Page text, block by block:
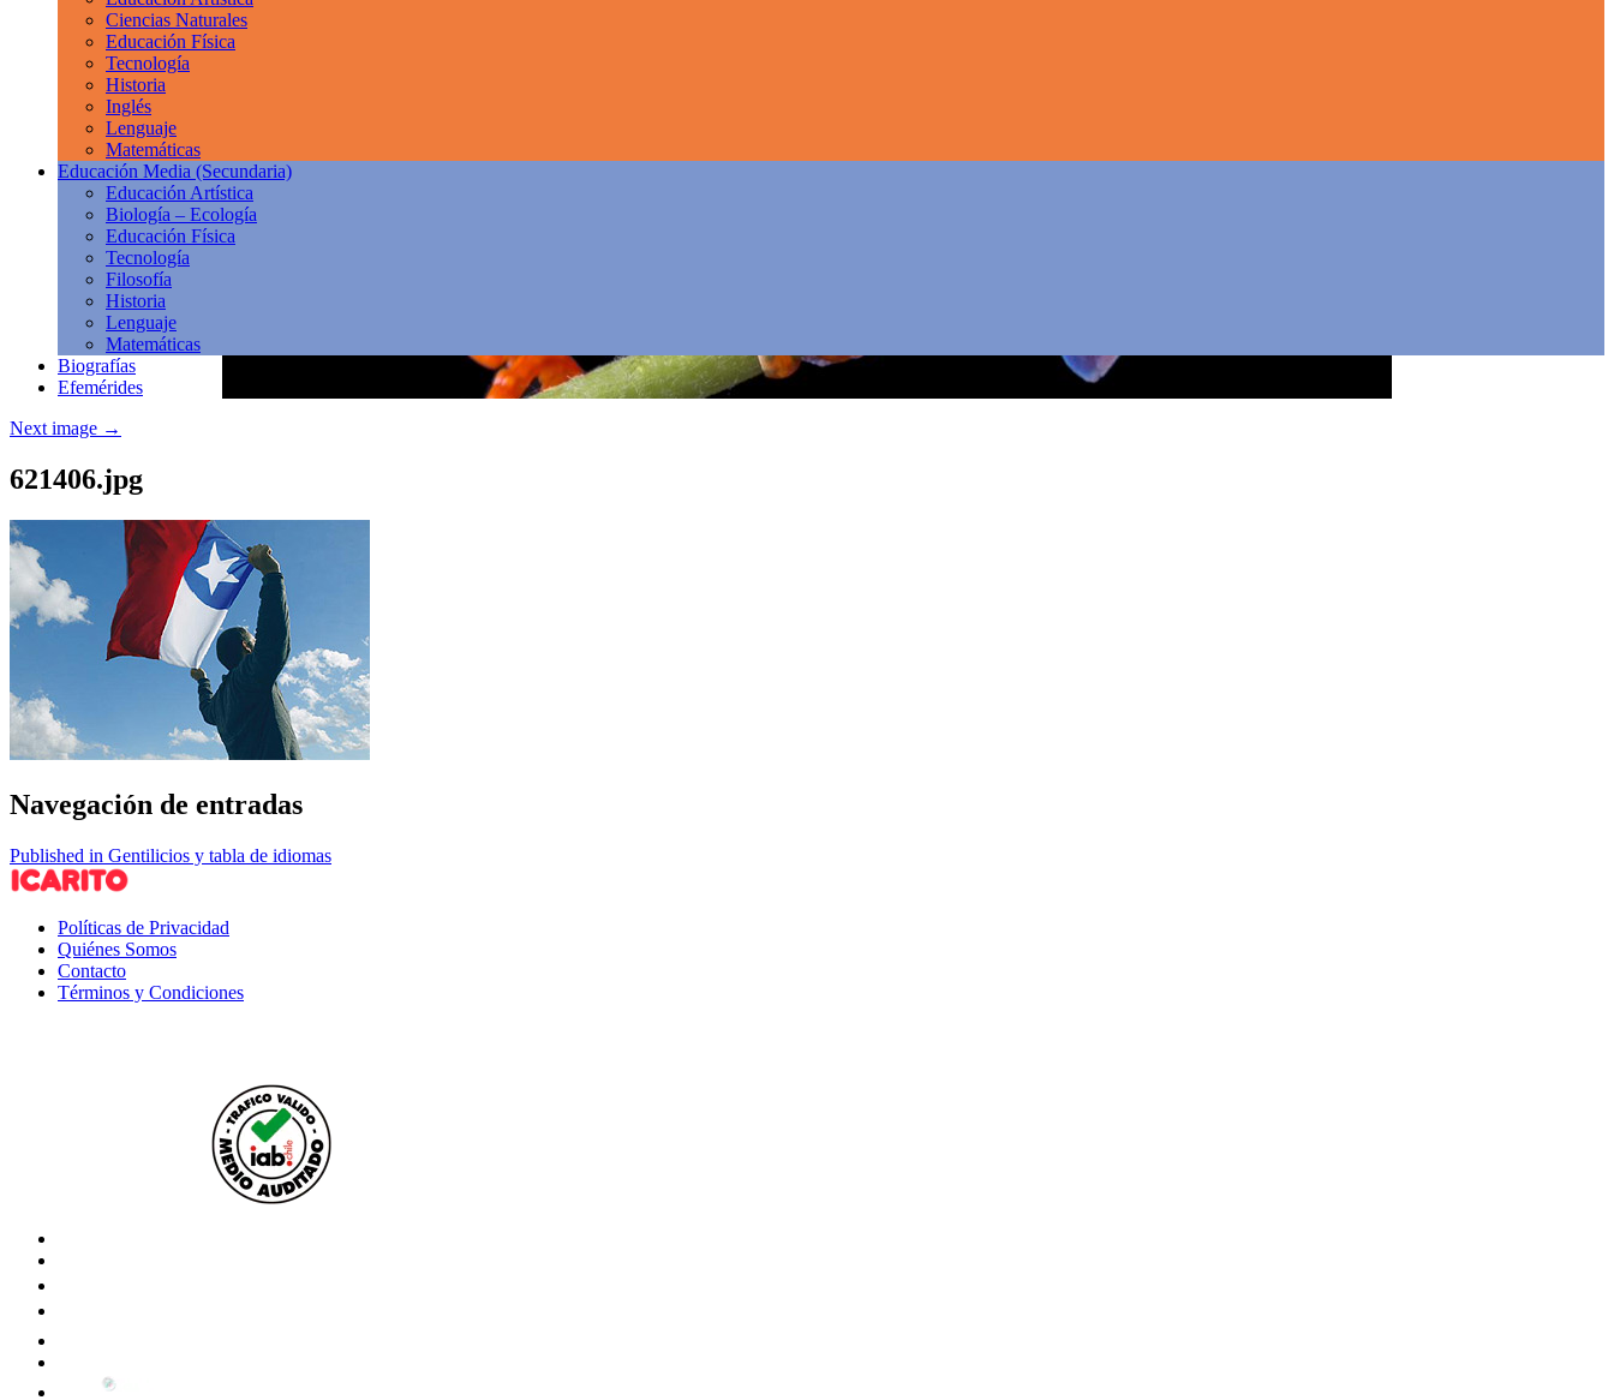
Ciencias Naturales
Educación Física
Tecnología
Historia
Inglés
Lenguaje
Matemáticas
Educación Media (Secundaria)
Educación Artística
Biología – Ecología
Educación Física
Tecnología
Filosofía
Historia
Lenguaje
Matemáticas
Biografías
Efemérides
Next image →
621406.jpg
Navegación de entradas
Published in Gentilicios y tabla de idiomas
Políticas de Privacidad
Quiénes Somos
Contacto
Términos y Condiciones